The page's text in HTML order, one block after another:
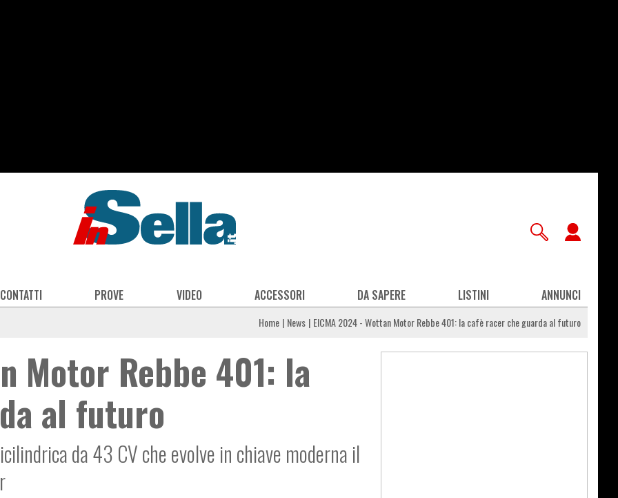
PROVE VIDEO ACCESSORI DA SAPERE LISTINI ANNUNCI
Home News EICMA 2024 - Wottan Motor Rebbe 401: la cafè racer che guarda al futuro
Motor Rebbe 401: la
al futuro
da 43 CV che evolve in chiave moderna il